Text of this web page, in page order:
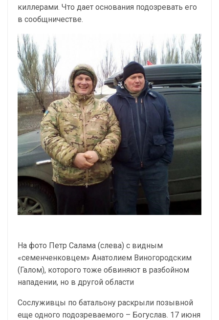
киллерами. Что дает основания подозревать его
в сообщничестве.
На фото Петр Салама (слева) с видным
«семенченковцем» Анатолием Виногородским
(Галом), которого тоже обвиняют в разбойном
нападении, но в другой области
Сослуживцы по батальону раскрыли позывной
еще одного подозреваемого – Богуслав. 17 июня